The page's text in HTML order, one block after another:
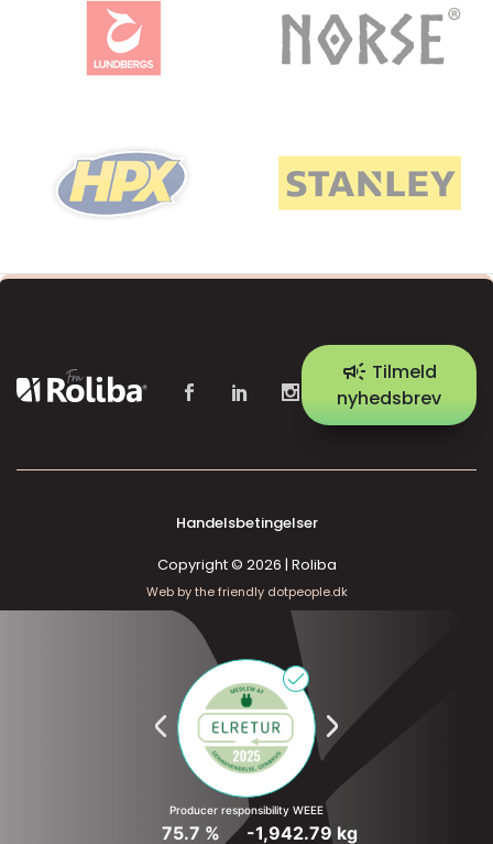
campaign Tilmeld
nyhedsbrev
Handelsbetingelser
Copyright © 2026 | Roliba
Web by the friendly dotpeople.dk